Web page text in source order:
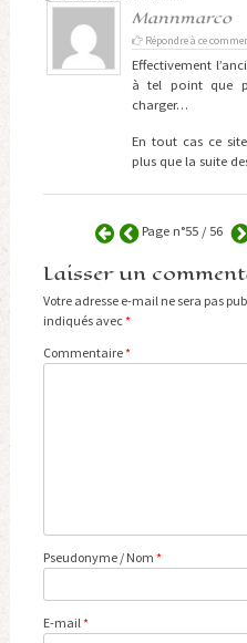
Mannmarco
Répondre à ce
Effectivement
à tel point que
charger…
En tout cas ce
plus que la suite
Page n°55 / 56
Laisser un
Votre adresse e-mail ne sera pas
indiqués avec*
Commentaire*
Pseudonyme / Nom *
E-mail *